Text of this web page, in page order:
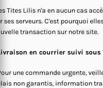
Tites Lilis n'a en aucun cas
ses serveurs. C'est pourquoi
transaction sur notre site.
en courrier suivi sous
une commande urgente,
non garantis, information